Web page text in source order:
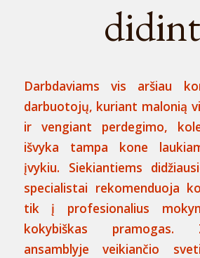
Darbdaviams vis aršiau
darbuotojų, kuriant malonią
ir vengiant perdegimo,
išvyka tampa kone
įvykiu. Siekiantiems
specialistai rekomenduoja
tik į profesionalius
kokybiškas pramogas.
ansamblyje veikiančio